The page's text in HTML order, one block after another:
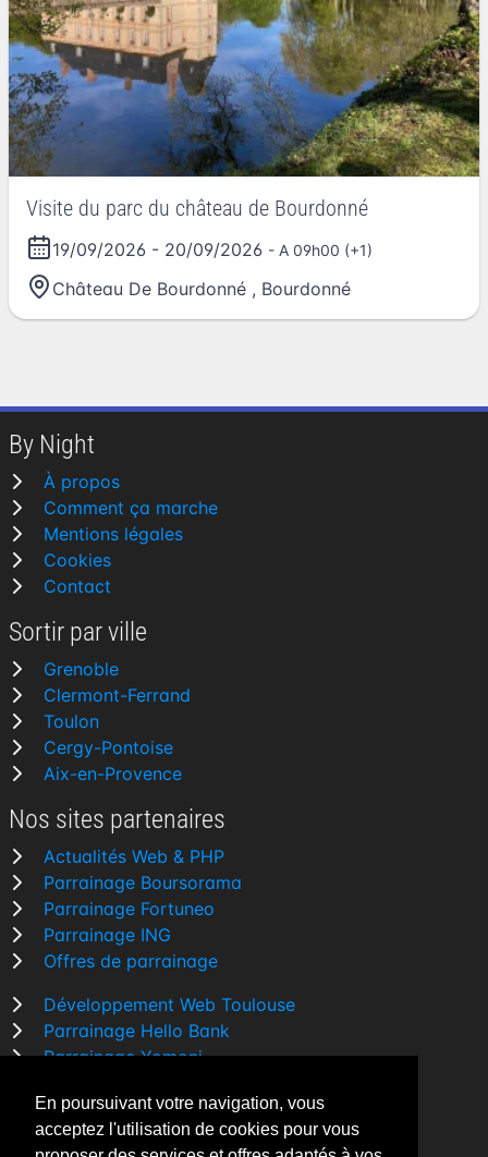
En poursuivant votre navigation, vous
acceptez l'utilisation de cookies pour vous
Visite du parc du château de Bourdonné
19/09/2026 - 20/09/2026 - A 09h00 (+1)
Château De Bourdonné , Bourdonné
By Night
À propos
Comment ça marche
Mentions légales
Cookies
Contact
Sortir par ville
Grenoble
Clermont-Ferrand
Toulon
Cergy-Pontoise
Aix-en-Provence
Nos sites partenaires
Actualités Web & PHP
Parrainage Boursorama
Parrainage Fortuneo
Parrainage ING
Offres de parrainage
Développement Web Toulouse
Parrainage Hello Bank
Parrainage Yomoni
Comparatif banque